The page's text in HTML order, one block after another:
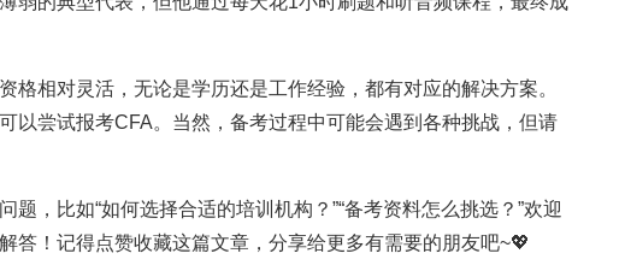
格相对灵活，无论是学历还是工作经验，都有对应的解决方案。
以尝试报考CFA。当然，备考过程中可能会遇到各种挑战，但请
题，比如“如何选择合适的培训机构？”“备考资料怎么挑选？”欢迎
答！记得点赞收藏这篇文章，分享给更多有需要的朋友吧~💖